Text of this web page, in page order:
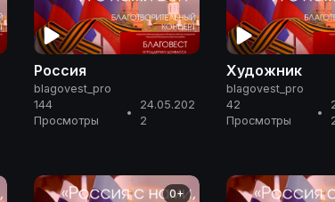
Россия
blagovest_pro
144
Просмотры
•
24.05.202
2
Художник
blagovest_pro
42
Просмотры
•
0+